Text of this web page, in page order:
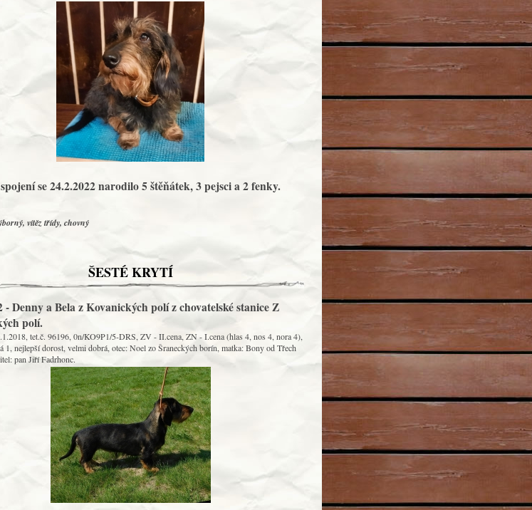
se 24.2.2022 narodilo 5 štěňátek, 3 pejsci a 2 fenky.
vítěz třídy, chovný
ŠESTÉ KRYTÍ
- Denny a Bela z Kovanických polí z chovatelské stanice Z
polí.
tet.č. 96196, 0n/KO9P1/5-DRS, ZV - II.cena, ZN - I.cena (hlas 4, nos 4, nora 4),
1, nejlepší dorost, velmi dobrá, otec: Noel zo Šraneckých borín, matka: Bony od Třech
pan Jiří Fadrhonc.